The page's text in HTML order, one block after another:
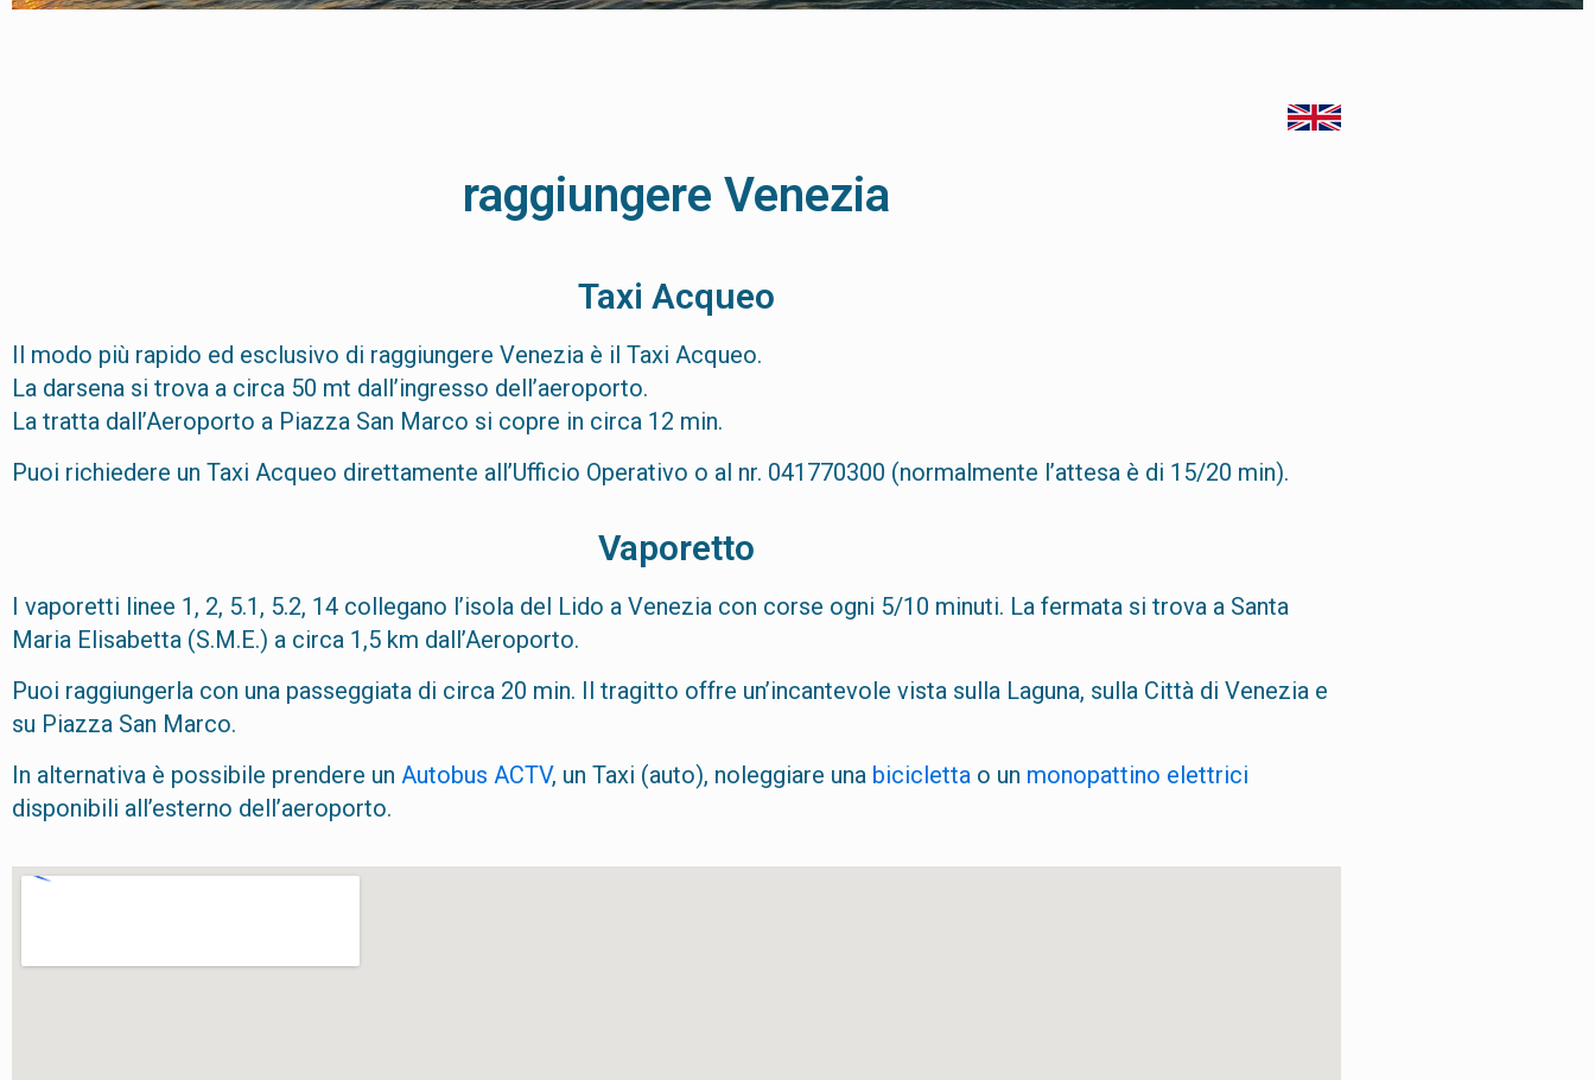
raggiungere Venezia
Taxi Acqueo
Il modo più rapido ed esclusivo di raggiungere Venezia è il Taxi Acqueo.
La darsena si trova a circa 50 mt dall’ingresso dell’aeroporto.
La tratta dall’Aeroporto a Piazza San Marco si copre in circa 12 min.
Puoi richiedere un Taxi Acqueo direttamente all’Ufficio Operativo o al nr. 041770300 (normalmente l’attesa è di 15/20 min).
Vaporetto
I vaporetti linee 1, 2, 5.1, 5.2, 14 collegano l’isola del Lido a Venezia con corse ogni 5/10 minuti. La fermata si trova a Santa
Maria Elisabetta (S.M.E.) a circa 1,5 km dall’Aeroporto.
Puoi raggiungerla con una passeggiata di circa 20 min. Il tragitto offre un’incantevole vista sulla Laguna, sulla Città di Venezia e
su Piazza San Marco.
In alternativa è possibile prendere un Autobus ACTV, un Taxi (auto), noleggiare una bicicletta o un monopattino elettrici
disponibili all’esterno dell’aeroporto.